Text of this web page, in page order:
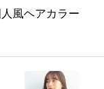
風ヘアカラー